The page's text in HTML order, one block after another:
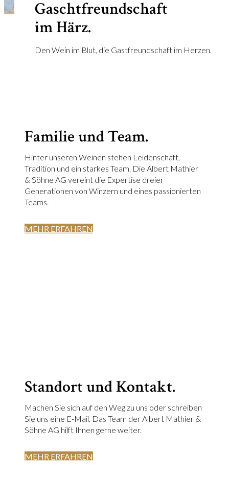
Gaschtfreundschaft
im Härz.
Den Wein im Blut, die Gastfreundschaft im Herzen.
Familie und Team.
Hinter unseren Weinen stehen Leidenschaft,
Tradition und ein starkes Team. Die Albert Mathier
& Söhne AG vereint die Expertise dreier
Generationen von Winzern und eines passionierten
Teams.
MEHR ERFAHREN
Standort und Kontakt.
Machen Sie sich auf den Weg zu uns oder schreiben
Sie uns eine E-Mail. Das Team der Albert Mathier &
Söhne AG hilft Ihnen gerne weiter.
MEHR ERFAHREN